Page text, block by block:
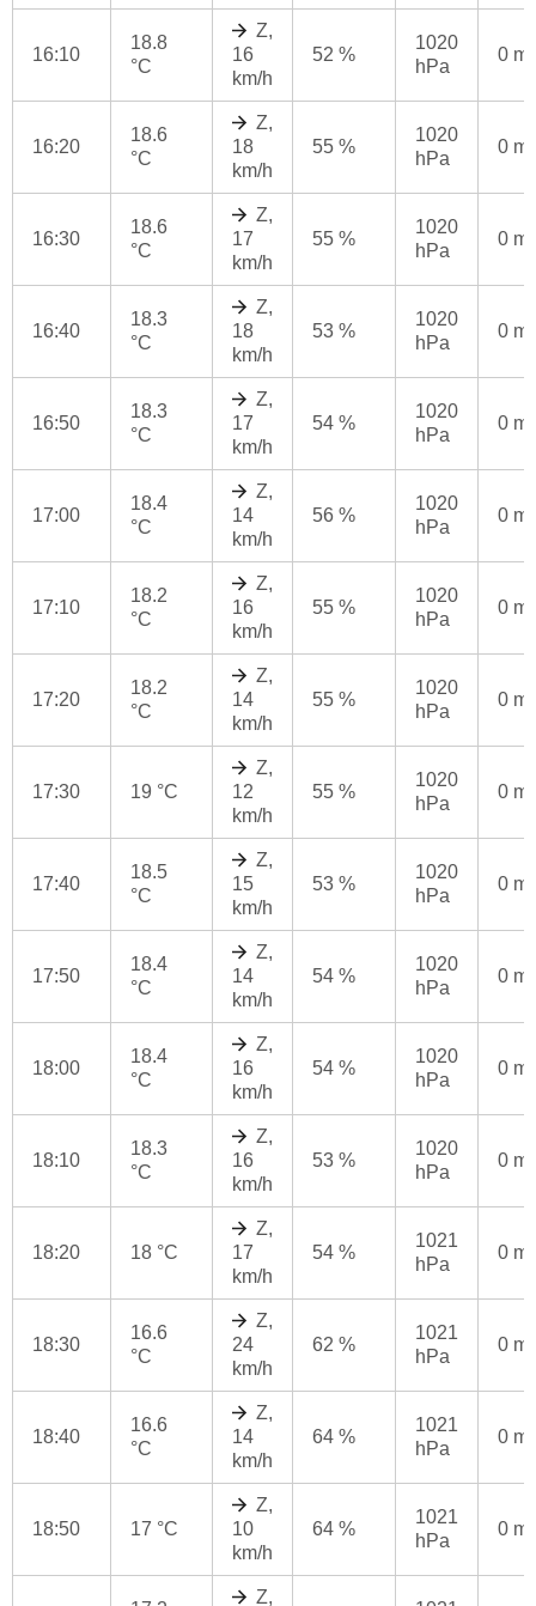
16:10
18.8
°C
Z,
16
km/h
52 %
1020
hPa
0
16:20
18.6
°C
Z,
18
km/h
55 %
1020
hPa
0
16:30
18.6
°C
Z,
17
km/h
55 %
1020
hPa
0
16:40
18.3
°C
Z,
18
km/h
53 %
1020
hPa
0
16:50
18.3
°C
Z,
17
km/h
54 %
1020
hPa
0
17:00
18.4
°C
Z,
14
km/h
56 %
1020
hPa
0
17:10
18.2
°C
Z,
16
km/h
55 %
1020
hPa
0
17:20
18.2
°C
Z,
14
km/h
55 %
1020
hPa
0
17:30 19 °C
Z,
12
km/h
55 %
1020
hPa
0
17:40
18.5
°C
Z,
15
km/h
53 %
1020
hPa
0
17:50
18.4
°C
Z,
14
km/h
54 %
1020
hPa
0
18:00
18.4
°C
Z,
16
km/h
54 %
1020
hPa
0
18:10
18.3
°C
Z,
16
km/h
53 %
1020
hPa
0
18:20 18 °C
Z,
17
km/h
54 %
1021
hPa
0
18:30
16.6
°C
Z,
24
km/h
62 %
1021
hPa
0
18:40
16.6
°C
Z,
14
km/h
64 %
1021
hPa
0
18:50 17 °C
Z,
10
km/h
64 %
1021
hPa
0
Z,